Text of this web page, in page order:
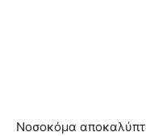
Νοσοκόμα